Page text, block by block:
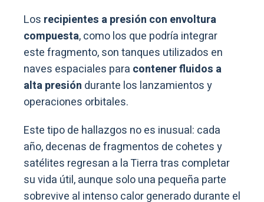
Los recipientes a presión con envoltura
compuesta, como los que podría integrar
este fragmento, son tanques utilizados en
naves espaciales para contener fluidos a
alta presión durante los lanzamientos y
operaciones orbitales.
Este tipo de hallazgos no es inusual: cada
año, decenas de fragmentos de cohetes y
satélites regresan a la Tierra tras completar
su vida útil, aunque solo una pequeña parte
sobrevive al intenso calor generado durante el